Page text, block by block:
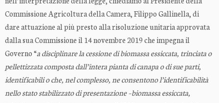
Commissione Agricoltura della Camera, Filippo Gallinella, di
dare attuazione al più presto alla risoluzione unitaria approvata
dalla sua Commissione il 14 novembre 2019 che impegna il
Governo “a disciplinare la cessione di biomassa essiccata, trinciata o
pellettizzata composta dall’intera pianta di canapa o di sue parti,
identificabili o che, nel complesso, ne consentono l’identificabilità
nello stato stabilizzato di presentazione –biomassa essiccata,